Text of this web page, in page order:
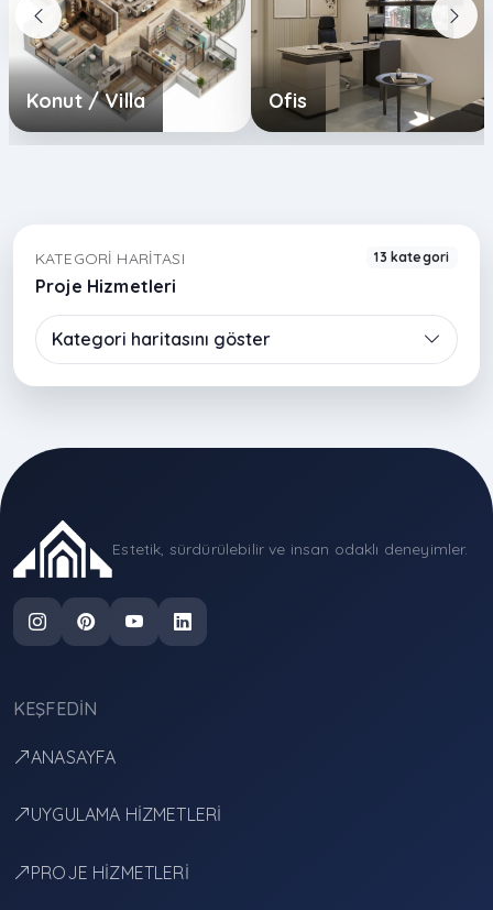
Konut / Villa Ofis
KATEGORI HARITASI
Proje Hizmetleri
13 kategori
Kategori haritasını göster
Estetik, sürdürülebilir ve insan odaklı deneyimler.
KEŞFEDIN
ANASAYFA
UYGULAMA HİZMETLERİ
PROJE HİZMETLERİ